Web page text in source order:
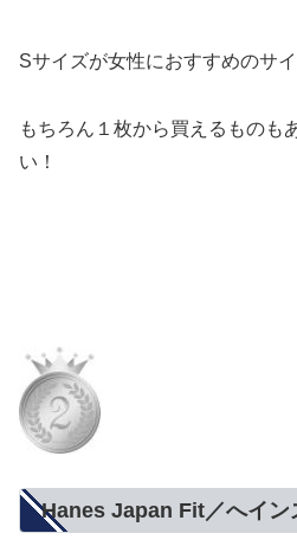
Sサイズが女性におすすめのサイ
もちろん１枚から買えるものも
い！
Hanes Japan Fit／へイン